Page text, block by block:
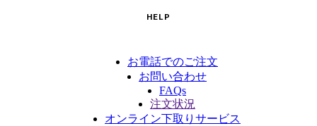
HELP
お電話でのご注文
お問い合わせ
FAQs
注文状況
オンライン下取りサービス